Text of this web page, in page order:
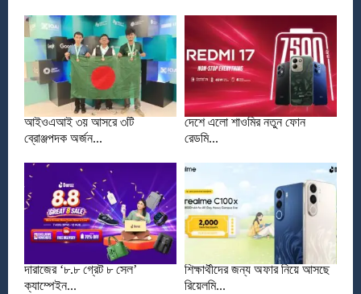
আইওএআই ৩য় আসরে ৩টি
ব্রোঞ্জপদক অর্জন...
দেশে এলো শাওমির নতুন ফোন
রেডমি...
দারাজের ‘৮.৮ গ্রেট ৮ সেল’
ক্যাম্পেইন...
শিক্ষার্থীদের জন্য অফার নিয়ে আসছে
রিয়েলমি...